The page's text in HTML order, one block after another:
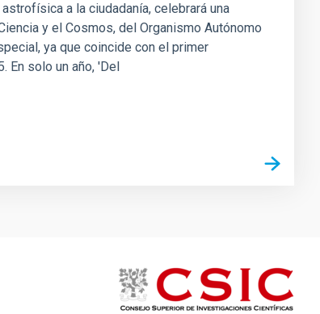
a la ciudadanía, celebrará una
y el Cosmos, del Organismo Autónomo
ya que coincide con el primer
En solo un año, 'Del